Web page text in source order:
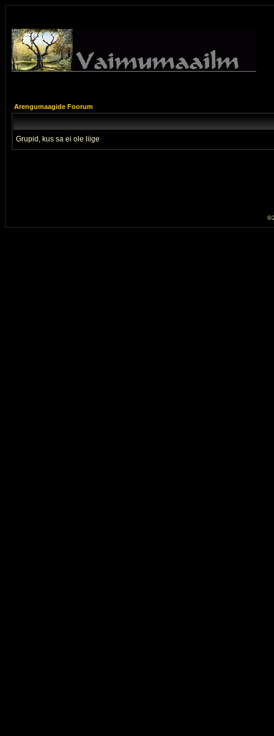
Arengumaagide Foorum
Grupid, kus sa ei ole liige
©